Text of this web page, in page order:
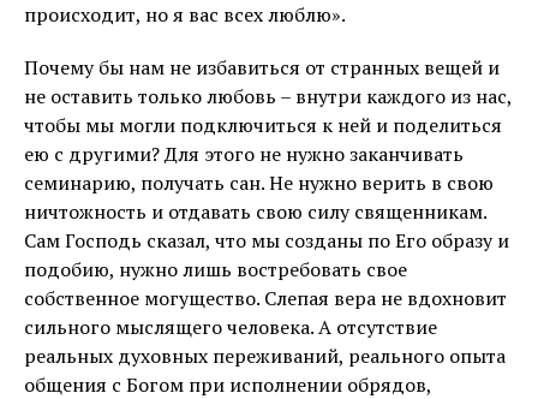
происходит, но я вас всех люблю».
Почему бы нам не избавиться от странных вещей и
не оставить только любовь – внутри каждого из нас,
чтобы мы могли подключиться к ней и поделиться
ею с другими? Для этого не нужно заканчивать
семинарию, получать сан. Не нужно верить в свою
ничтожность и отдавать свою силу священникам.
Сам Господь сказал, что мы созданы по Его образу и
подобию, нужно лишь востребовать свое
собственное могущество. Слепая вера не вдохновит
сильного мыслящего человека. А отсутствие
реальных духовных переживаний, реального опыта
общения с Богом при исполнении обрядов,